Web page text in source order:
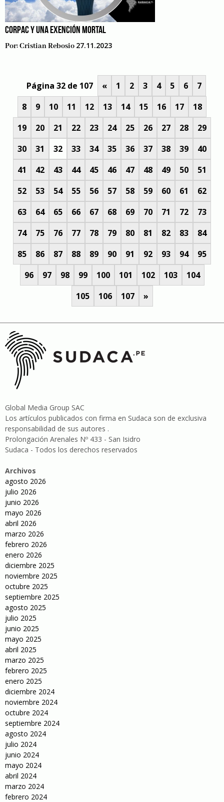
CORPAC Y UNA EXENCIÓN MORTAL
Por:Cristian Rebosio 27.11.2023
Página 32 de 107 « 1 2 3 4 5 6
7
8
9 10 11 12 13 14 15 16 17
18
19
20 21 22 23 24 25 26 27 28
29
30
31 32 33 34 35 36 37 38 39
40
41
42 43 44 45 46 47 48 49 50
51
52
53 54 55 56 57 58 59 60 61
62
63
64 65 66 67 68 69 70 71 72
73
74
75 76 77 78 79 80 81 82 83
84
85
86 87 88 89 90 91 92 93 94
95
96
97 98 99 100 101 102 103
104
105
106 107 »
Global Media Group SAC
Los artículos publicados con firma en Sudaca son de exclusiva
responsabilidad de sus autores .
Prolongación Arenales Nº 433 - San Isidro
Sudaca - Todos los derechos reservados
Archivos
agosto 2026
julio 2026
junio 2026
mayo 2026
abril 2026
marzo 2026
febrero 2026
enero 2026
diciembre 2025
noviembre 2025
octubre 2025
septiembre 2025
agosto 2025
julio 2025
junio 2025
mayo 2025
abril 2025
marzo 2025
febrero 2025
enero 2025
diciembre 2024
noviembre 2024
octubre 2024
septiembre 2024
agosto 2024
julio 2024
junio 2024
mayo 2024
abril 2024
marzo 2024
febrero 2024